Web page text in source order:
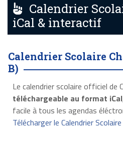
Calendrier
iCal & interactif
Calendrier Scolaire
B)
Le calendrier scolaire officiel de
téléchargeable au format iCal
facile à tous les agendas
Télécharger le Calendrier